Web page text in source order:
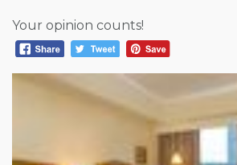
Your opinion counts!